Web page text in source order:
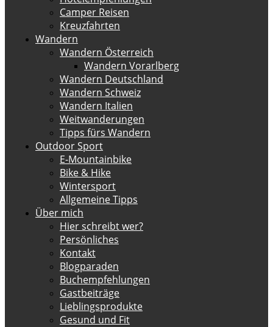
Camper Reisen
Kreuzfahrten
Wandern
Wandern Österreich
Wandern Vorarlberg
Wandern Deutschland
Wandern Schweiz
Wandern Italien
Weitwanderungen
Tipps fürs Wandern
Outdoor Sport
E-Mountainbike
Bike & Hike
Wintersport
Allgemeine Tipps
Über mich
Hier schreibt wer?
Persönliches
Kontakt
Blogparaden
Buchempfehlungen
Gastbeiträge
Lieblingsprodukte
Gesund und Fit